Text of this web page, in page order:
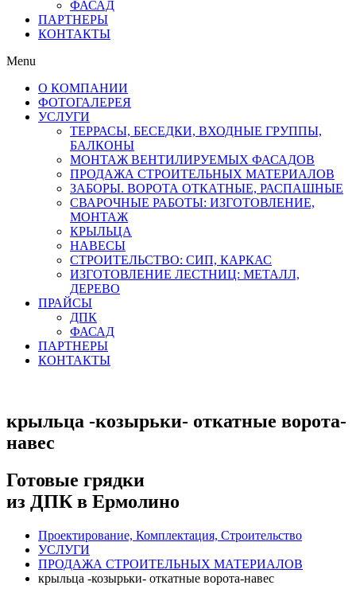
ФАСАД
ПАРТНЕРЫ
КОНТАКТЫ
Menu
О КОМПАНИИ
ФОТОГАЛЕРЕЯ
УСЛУГИ
ТЕРРАСЫ, БЕСЕДКИ, ВХОДНЫЕ ГРУППЫ,
БАЛКОНЫ
МОНТАЖ ВЕНТИЛИРУЕМЫХ ФАСАДОВ
ПРОДАЖА СТРОИТЕЛЬНЫХ МАТЕРИАЛОВ
ЗАБОРЫ. ВОРОТА ОТКАТНЫЕ, РАСПАШНЫЕ
СВАРОЧНЫЕ РАБОТЫ: ИЗГОТОВЛЕНИЕ,
МОНТАЖ
КРЫЛЬЦА
НАВЕСЫ
СТРОИТЕЛЬСТВО: СИП, КАРКАС
ИЗГОТОВЛЕНИЕ ЛЕСТНИЦ: МЕТАЛЛ,
ДЕРЕВО
ПРАЙСЫ
ДПК
ФАСАД
ПАРТНЕРЫ
КОНТАКТЫ
крыльца -козырьки- откатные ворота-
навес
Готовые грядки
из ДПК в Ермолино
Проектирование, Комплектация, Строительство
УСЛУГИ
ПРОДАЖА СТРОИТЕЛЬНЫХ МАТЕРИАЛОВ
крыльца -козырьки- откатные ворота-навес